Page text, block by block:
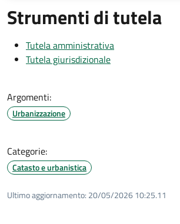
Strumenti di tutela
Tutela amministrativa
Tutela giurisdizionale
Argomenti:
Urbanizzazione
Categorie:
Catasto e urbanistica
Ultimo aggiornamento: 20/05/2026 10:25.11